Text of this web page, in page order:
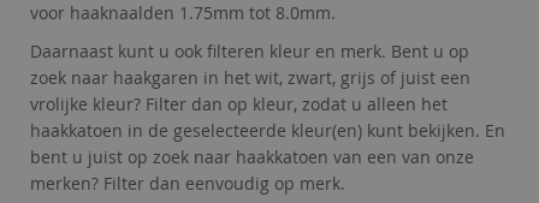
voor haaknaalden 1.75mm tot 8.0mm.
Daarnaast kunt u ook filteren kleur en merk. Bent u op
zoek naar haakgaren in het wit, zwart, grijs of juist een
vrolijke kleur? Filter dan op kleur, zodat u alleen het
haakkatoen in de geselecteerde kleur(en) kunt bekijken. En
bent u juist op zoek naar haakkatoen van een van onze
merken? Filter dan eenvoudig op merk.